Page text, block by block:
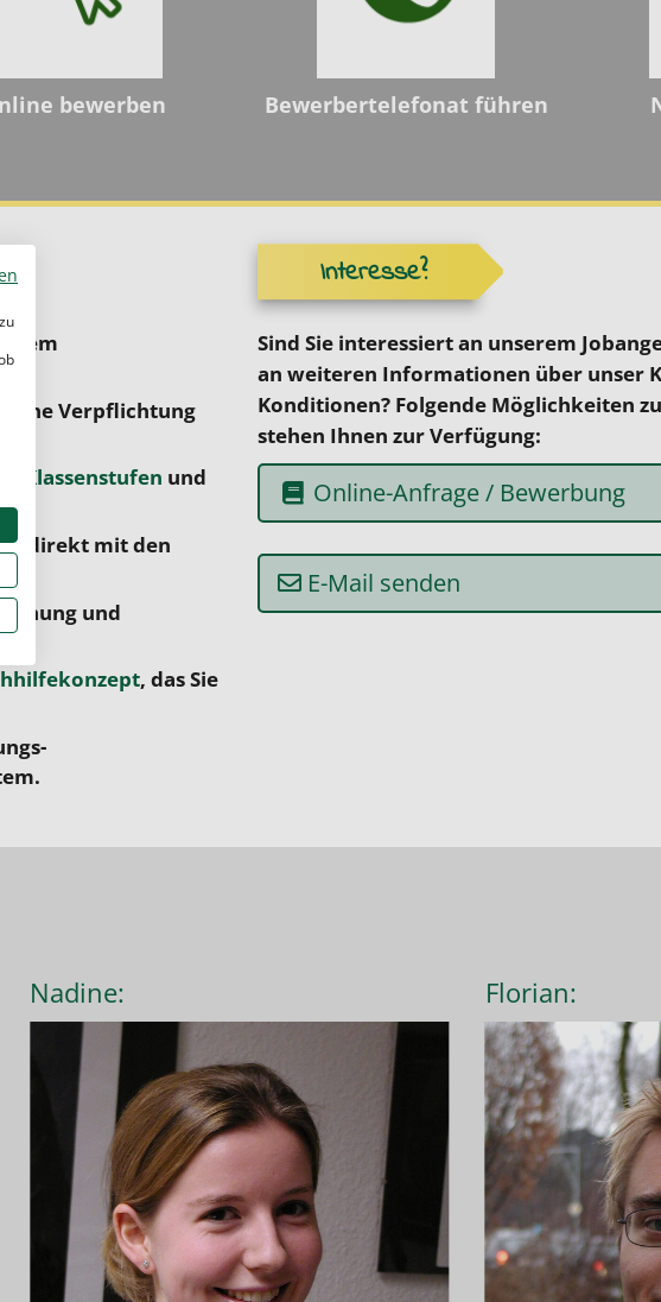
bewerben Bewerbertelefonat führen
keine Verpflichtung
Klassenstufen und
direkt mit den
und
, das Sie
Interesse?
Sind Sie interessiert an unserem
an weiteren Informationen über unser
Konditionen? Folgende Möglichkeiten
stehen Ihnen zur Verfügung:
Online-Anfrage / Bewerbung
E-Mail senden
Nadine: Florian: